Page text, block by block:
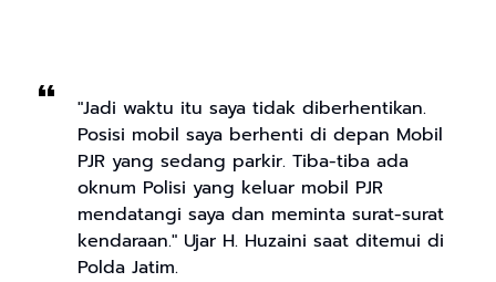
"Jadi waktu itu saya tidak diberhentikan.
Posisi mobil saya berhenti di depan Mobil
PJR yang sedang parkir. Tiba-tiba ada
oknum Polisi yang keluar mobil PJR
mendatangi saya dan meminta surat-surat
kendaraan." Ujar H. Huzaini saat ditemui di
Polda Jatim.